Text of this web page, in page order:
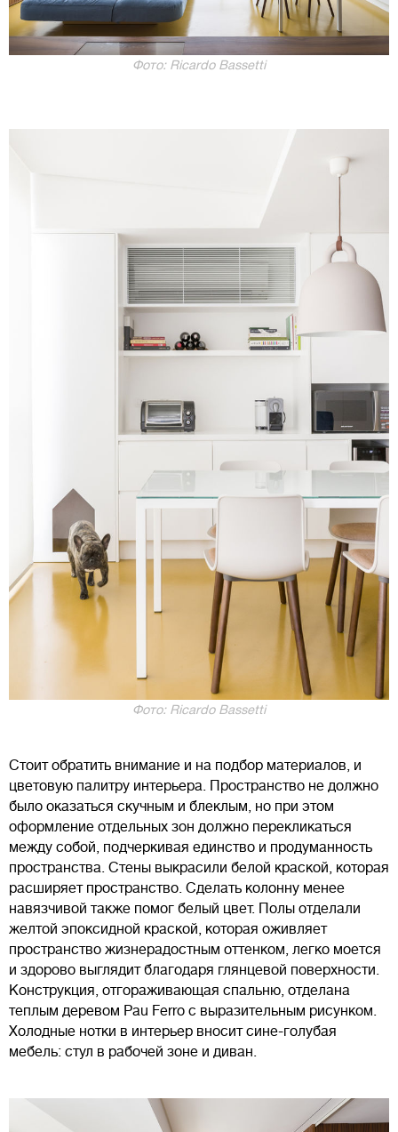
Фото: Ricardo Bassetti
Фото: Ricardo Bassetti
Стоит обратить внимание и на подбор материалов, и
цветовую палитру интерьера. Пространство не должно
было оказаться скучным и блеклым, но при этом
оформление отдельных зон должно перекликаться
между собой, подчеркивая единство и продуманность
пространства. Стены выкрасили белой краской, которая
расширяет пространство. Сделать колонну менее
навязчивой также помог белый цвет. Полы отделали
желтой эпоксидной краской, которая оживляет
пространство жизнерадостным оттенком, легко моется
и здорово выглядит благодаря глянцевой поверхности.
Конструкция, отгораживающая спальню, отделана
теплым деревом Pau Ferro с выразительным рисунком.
Холодные нотки в интерьер вносит сине-голубая
мебель: стул в рабочей зоне и диван.